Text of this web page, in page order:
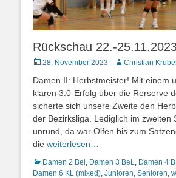
Rückschau 22.-
Posted28. November 2023 AutorChristian
Damen II: Herbstmeister! Mit einem
klaren 3:0-Erfolg über die Rerserve
sicherte sich unsere Zweite den
der Bezirksliga. Lediglich im zweiten
unrund, da war Olfen bis zum
die weiterlesen…
Kategorien
Damen 2 Bel Damen 3 BeL Damen 4
Damen 6 KL (mixed) Junioren Senioren